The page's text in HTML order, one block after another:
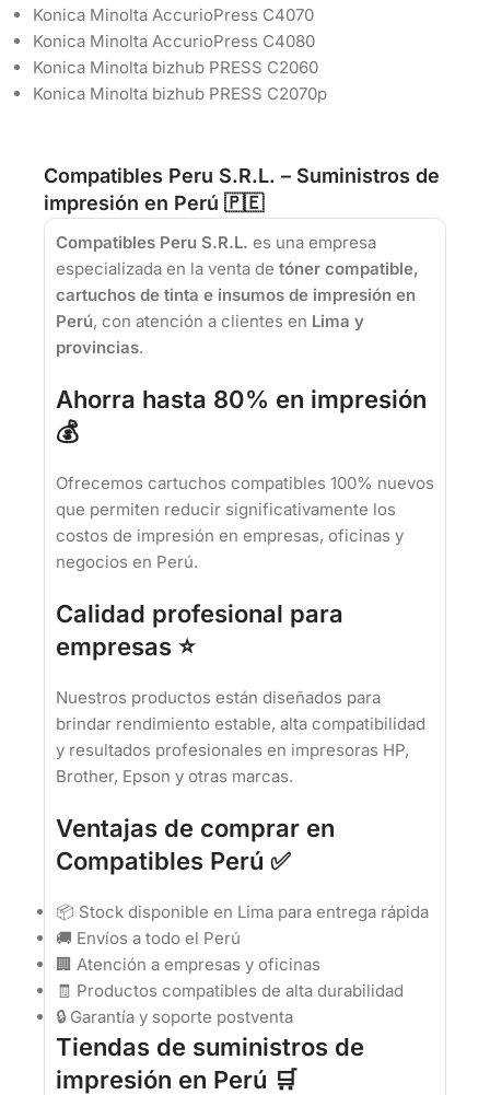
Konica Minolta AccurioPress C4070
Konica Minolta AccurioPress C4080
Konica Minolta bizhub PRESS C2060
Konica Minolta bizhub PRESS C2070p
Compatibles Peru S.R.L. – Suministros de
impresión en Perú 🇵🇪
Compatibles Peru S.R.L. es una empresa
especializada en la venta de tóner compatible,
cartuchos de tinta e insumos de impresión en
Perú, con atención a clientes en Lima y
provincias.
Ahorra hasta 80% en impresión
💰
Ofrecemos cartuchos compatibles 100% nuevos
que permiten reducir significativamente los
costos de impresión en empresas, oficinas y
negocios en Perú.
Calidad profesional para
empresas ⭐
Nuestros productos están diseñados para
brindar rendimiento estable, alta compatibilidad
y resultados profesionales en impresoras HP,
Brother, Epson y otras marcas.
Ventajas de comprar en
Compatibles Perú ✅
📦 Stock disponible en Lima para entrega rápida
🚚 Envíos a todo el Perú
🏢 Atención a empresas y oficinas
🧾 Productos compatibles de alta durabilidad
🔒 Garantía y soporte postventa
Tiendas de suministros de
impresión en Perú 🛒